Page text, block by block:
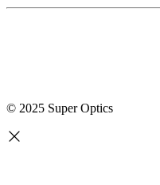
© 2025 Super Optics